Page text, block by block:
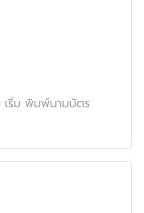
ริ่ม พิมพ์นามบัตร